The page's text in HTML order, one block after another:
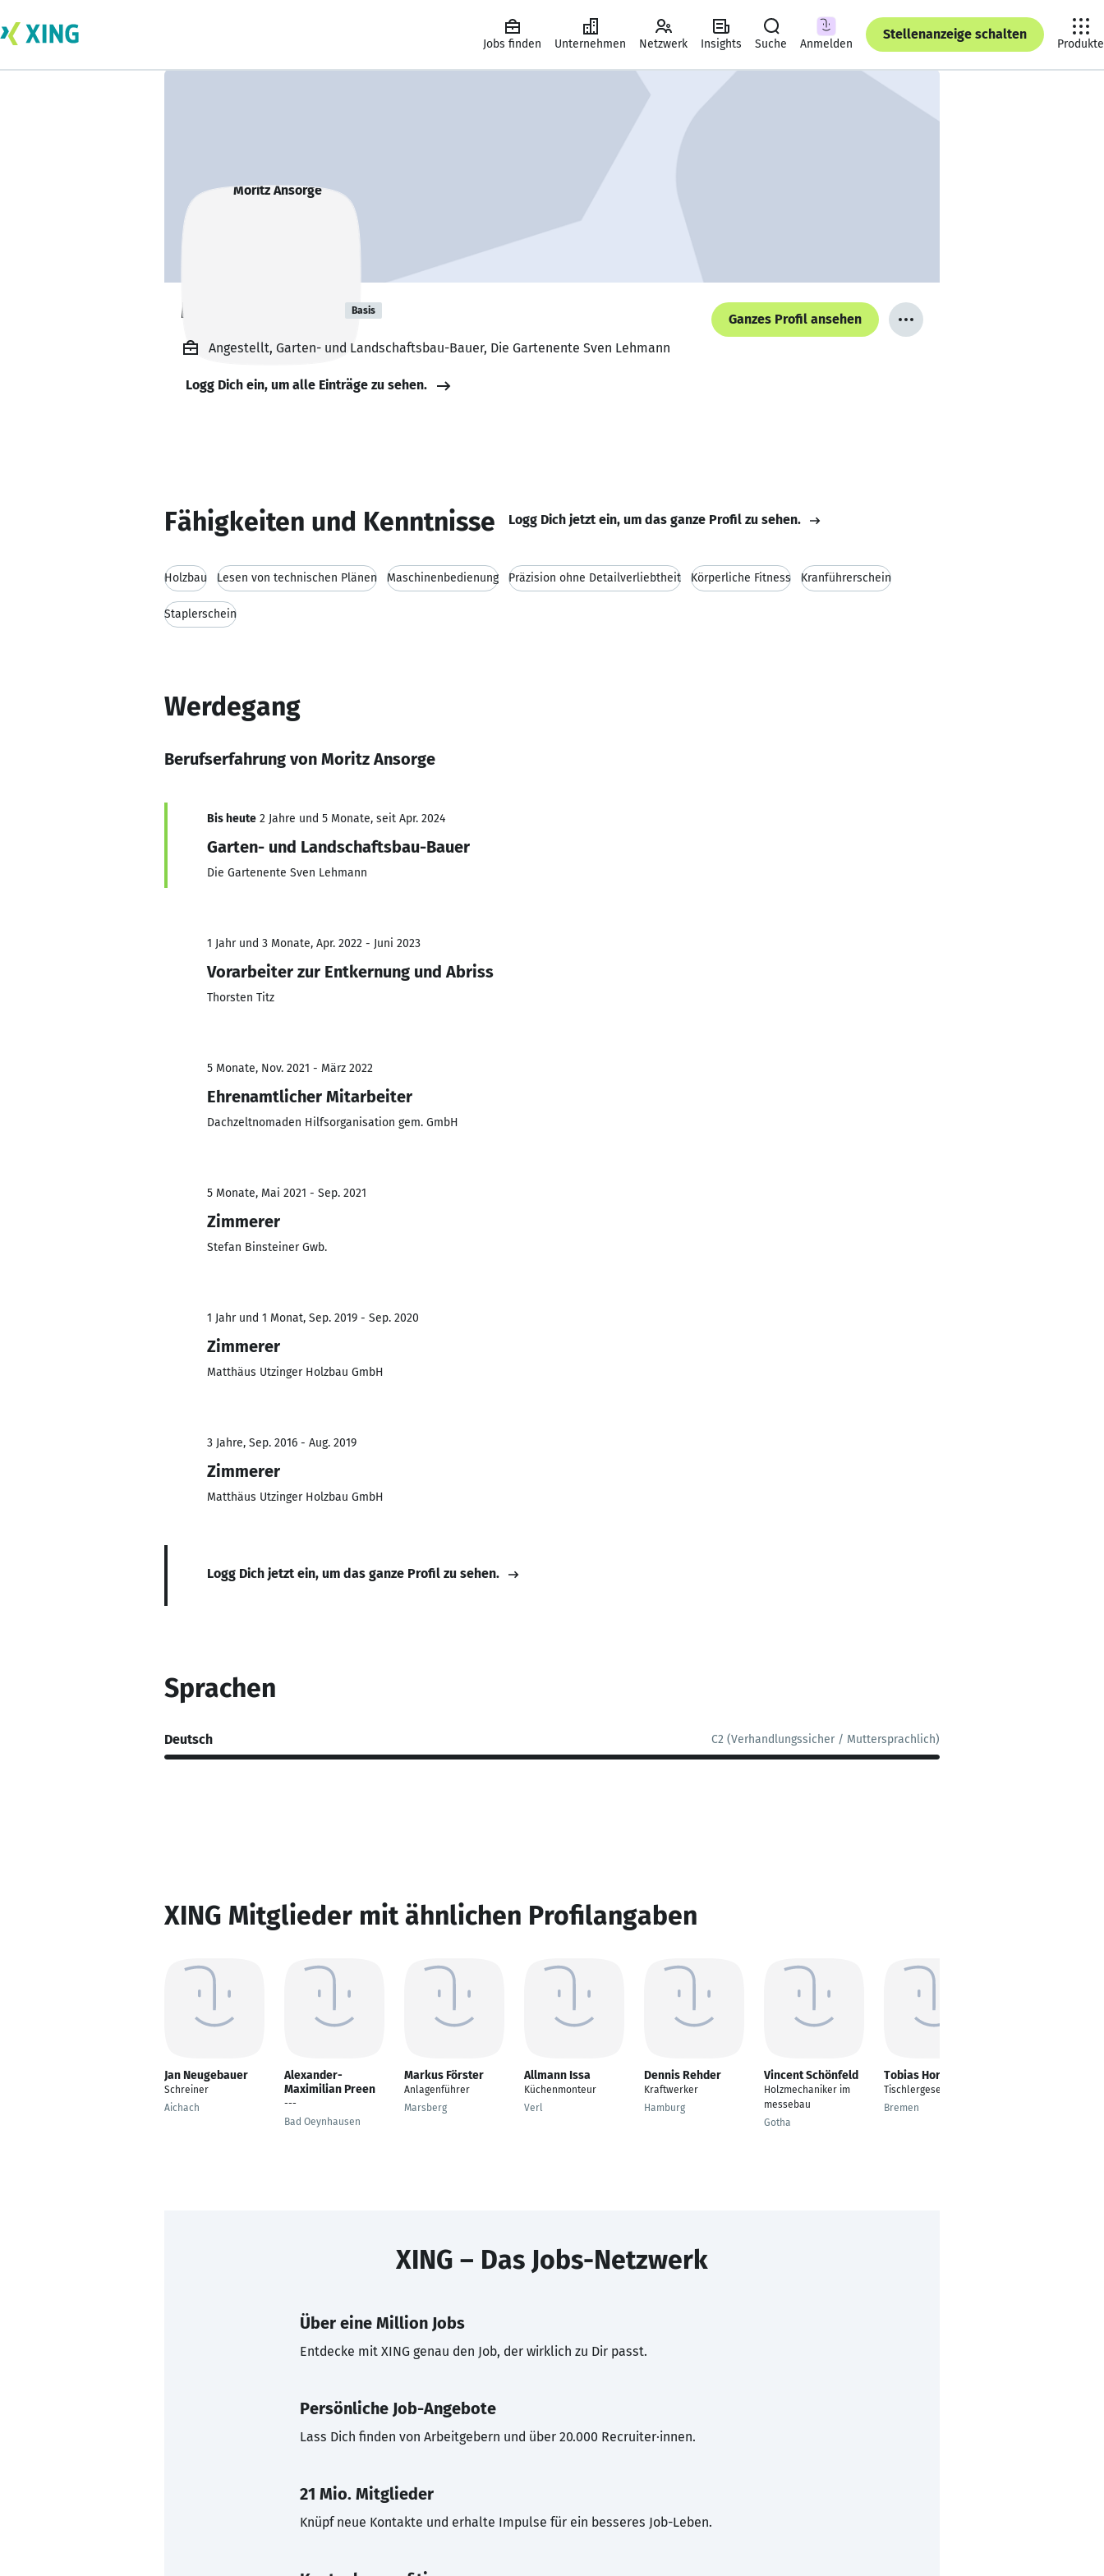
Jobs finden Unternehmen Netzwerk Insights Suche Anmelden
Stellenanzeige schalten
Produkte
Moritz Ansorge Basis
Ganzes Profil ansehen
Angestellt, Garten- und Landschaftsbau-Bauer, Die Gartenente Sven Lehmann
Logg Dich ein, um alle Einträge zu sehen.
Fähigkeiten und Kenntnisse Logg Dich jetzt ein, um das ganze Profil zu sehen.
Holzbau Lesen von technischen Plänen Maschinenbedienung Präzision ohne Detailverliebtheit Körperliche Fitness Kranführerschein
Staplerschein
Werdegang
Berufserfahrung von Moritz Ansorge
Bis heute 2 Jahre und 5 Monate, seit Apr. 2024
Garten- und Landschaftsbau-Bauer
Die Gartenente Sven Lehmann
1 Jahr und 3 Monate, Apr. 2022 - Juni 2023
Vorarbeiter zur Entkernung und Abriss
Thorsten Titz
5 Monate, Nov. 2021 - März 2022
Ehrenamtlicher Mitarbeiter
Dachzeltnomaden Hilfsorganisation gem. GmbH
5 Monate, Mai 2021 - Sep. 2021
Zimmerer
Stefan Binsteiner Gwb.
1 Jahr und 1 Monat, Sep. 2019 - Sep. 2020
Zimmerer
Matthäus Utzinger Holzbau GmbH
3 Jahre, Sep. 2016 - Aug. 2019
Zimmerer
Matthäus Utzinger Holzbau GmbH
Logg Dich jetzt ein, um das ganze Profil zu sehen.
Sprachen
Deutsch C2 (Verhandlungssicher / Muttersprachlich)
XING Mitglieder mit ähnlichen Profilangaben
Jan Neugebauer
Schreiner
Aichach
Alexander-
Maximilian Preen
---
Bad Oeynhausen
Markus Förster
Anlagenführer
Marsberg
Allmann Issa
Küchenmonteur
Verl
Dennis Rehder
Kraftwerker
Hamburg
Vincent Schönfeld
Holzmechaniker im
messebau
Gotha
Tobias Horbal
Tischlergeselle
Bremen
XING – Das Jobs-Netzwerk
Über eine Million Jobs
Entdecke mit XING genau den Job, der wirklich zu Dir passt.
Persönliche Job-Angebote
Lass Dich finden von Arbeitgebern und über 20.000 Recruiter·innen.
21 Mio. Mitglieder
Knüpf neue Kontakte und erhalte Impulse für ein besseres Job-Leben.